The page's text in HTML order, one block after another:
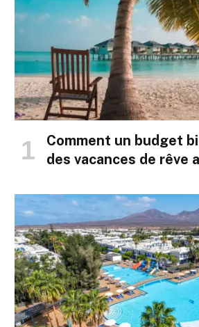
Comment un budget
des vacances de rêve